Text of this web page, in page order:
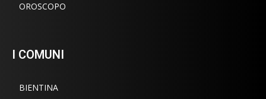
OROSCOPO
I COMUNI
BIENTINA